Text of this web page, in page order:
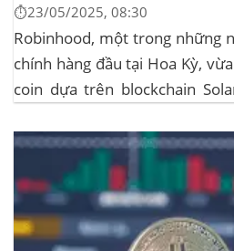
⏱️23/05/2025, 08:30
Robinhood, một trong những
chính hàng đầu tại Hoa Kỳ,
coin dựa trên blockchain
mẽ cho cả hai đồng tiền số,